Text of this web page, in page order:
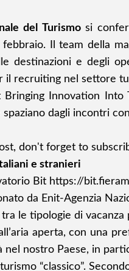
del Turismo si
. Il team della
destinazioni e degli
il recruiting nel settore
Innovation
dagli incontri
don't forget to
e stranieri
Bit https://
da Enit-Agenzia
le tipologie di
aperta, con una
nostro Paese, in
“classico”.